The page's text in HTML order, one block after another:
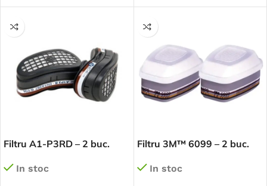
Filtru A1-P3RD – 2 buc.
In stoc
Filtru 3M™ 6099 – 2 buc.
In stoc